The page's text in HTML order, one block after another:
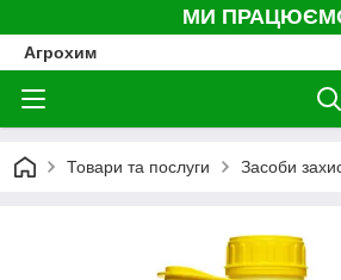
МИ
Агрохим
Товари та послуги Засоби